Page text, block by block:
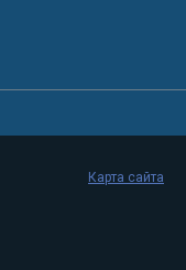
Карта сайта